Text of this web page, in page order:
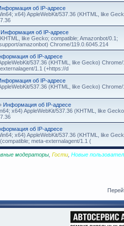
об IP-адресе
x64) AppleWebKit/537.36 (KHTML, like
Информация об IP-адресе
like Gecko; compatible; Amazonbot/0.1;
amazonbot) Chrome/119.0.6045.214
об IP-адресе
537.36 (KHTML, like Gecko)
1.1 (+https://d
об IP-адресе
537.36 (KHTML, like Gecko)
Информация об IP-адресе
x64) AppleWebKit/537.36 (KHTML, like
об IP-адресе
x64) AppleWebKit/537.36 (KHTML, like
meta-externalagent/1.1 (
модераторы Гости Новые